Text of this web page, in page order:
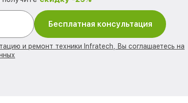
Бесплатная консультация
и ремонт техники Infratech, Вы соглашаетесь на